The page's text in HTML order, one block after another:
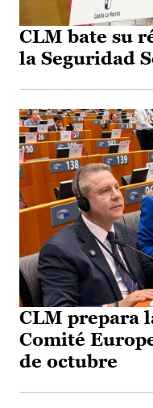
CLM bate su
la Seguridad
CLM prepara
Comité
de octubre